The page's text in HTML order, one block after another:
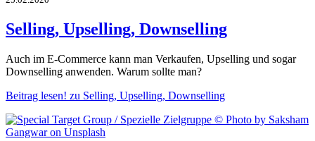
Selling, Upselling, Downselling
Auch im E-Commerce kann man Verkaufen, Upselling und sogar
Downselling anwenden. Warum sollte man?
Beitrag lesen! zu Selling, Upselling, Downselling